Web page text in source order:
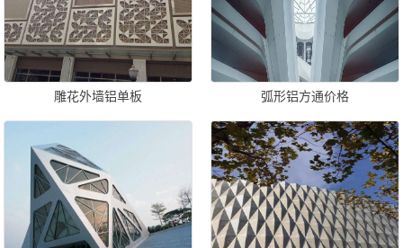
雕花外墙铝单板 弧形铝方通价格